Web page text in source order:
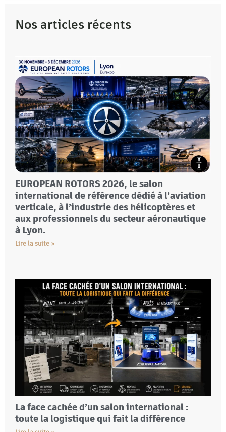
Nos articles récents
EUROPEAN ROTORS 2026, le salon
international de référence dédié à l’aviation
verticale, à l’industrie des hélicoptères et
aux professionnels du secteur aéronautique
à Lyon.
Lire la suite »
La face cachée d’un salon international :
toute la logistique qui fait la différence